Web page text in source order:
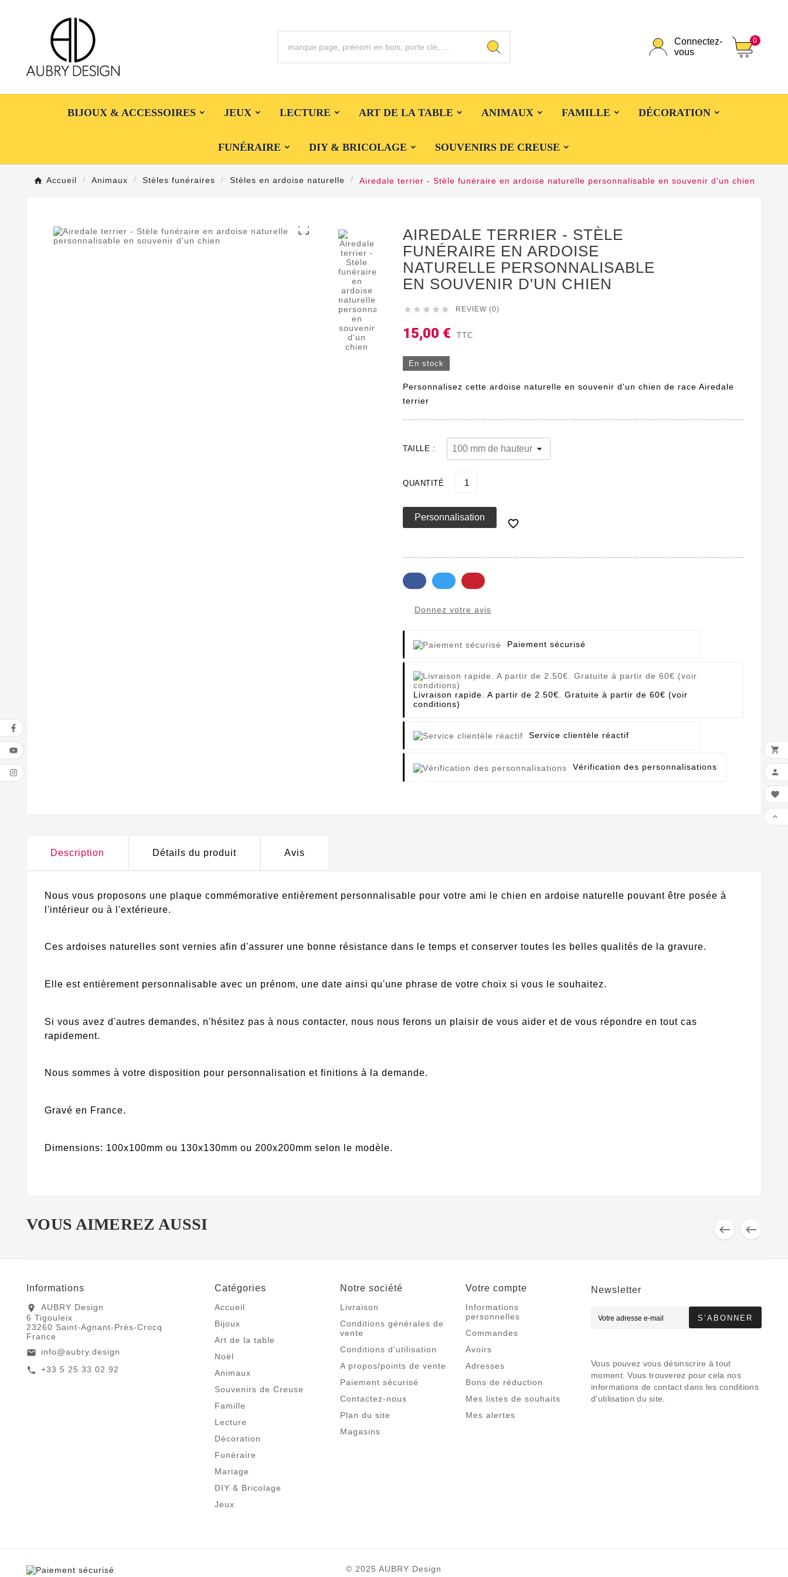
Connectez-
vous
0
BIJOUX & ACCESSOIRES JEUX LECTURE ART DE LA TABLE ANIMAUX FAMILLE DÉCORATION
FUNÉRAIRE DIY & BRICOLAGE SOUVENIRS DE CREUSE
Accueil Animaux Stèles funéraires Stèles en ardoise naturelle Airedale terrier - Stèle funéraire en ardoise naturelle personnalisable en souvenir d'un chien

AIREDALE TERRIER - STÈLE
FUNÉRAIRE EN ARDOISE
NATURELLE PERSONNALISABLE
EN SOUVENIR D'UN CHIEN
     REVIEW (0)
15,00 € TTC
En stock
Personnalisez cette ardoise naturelle en souvenir d'un chien de race Airedale
terrier
TAILLE :
QUANTITÉ
Personnalisation

Donnez votre avis
Paiement sécurisé
Livraison rapide. A partir de 2.50€. Gratuite à partir de 60€ (voir
conditions)
Service clientèle réactif
Vérification des personnalisations
Description Détails du produit Avis
Nous vous proposons une plaque commémorative entièrement personnalisable pour votre ami le chien en ardoise naturelle pouvant être posée à
l'intérieur ou à l'extérieure.
Ces ardoises naturelles sont vernies afin d'assurer une bonne résistance dans le temps et conserver toutes les belles qualités de la gravure.
Elle est entièrement personnalisable avec un prénom, une date ainsi qu'une phrase de votre choix si vous le souhaitez.
Si vous avez d'autres demandes, n'hésitez pas à nous contacter, nous nous ferons un plaisir de vous aider et de vous répondre en tout cas
rapidement.
Nous sommes à votre disposition pour personnalisation et finitions à la demande.
Gravé en France.
Dimensions: 100x100mm ou 130x130mm ou 200x200mm selon le modèle.
VOUS AIMEREZ AUSSI  
Informations
location_on
AUBRY Design
6 Tigouleix
23260 Saint-Agnant-Près-Crocq
France
email info@aubry.design
call +33 5 25 33 02 92
Catégories
Accueil
Bijoux
Art de la table
Noël
Animaux
Souvenirs de Creuse
Famille
Lecture
Décoration
Funéraire
Mariage
DIY & Bricolage
Jeux
Notre société
Livraison
Conditions générales de
vente
Conditions d'utilisation
A propos/points de vente
Paiement sécurisé
Contactez-nous
Plan du site
Magasins
Votre compte
Informations
personnelles
Commandes
Avoirs
Adresses
Bons de réduction
Mes listes de souhaits
Mes alertes
Newsletter
S’ABONNER
Vous pouvez vous désinscrire à tout
moment. Vous trouverez pour cela nos
informations de contact dans les conditions
d'utilisation du site.




© 2025 AUBRY Design